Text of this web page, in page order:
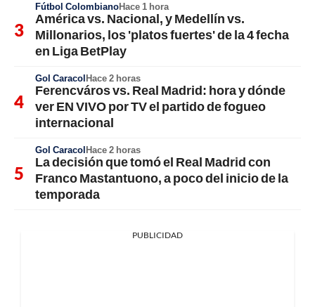
Fútbol ColombianoHace 1 hora
América vs. Nacional, y Medellín vs.
Millonarios, los 'platos fuertes' de la 4 fecha
en Liga BetPlay
Gol CaracolHace 2 horas
Ferencváros vs. Real Madrid: hora y dónde
ver EN VIVO por TV el partido de fogueo
internacional
Gol CaracolHace 2 horas
La decisión que tomó el Real Madrid con
Franco Mastantuono, a poco del inicio de la
temporada
PUBLICIDAD